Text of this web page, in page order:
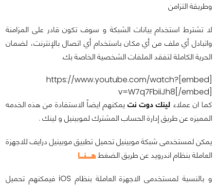
وطريقة التزامن
لا تشترط استخدام بيانات الشبكة و سوف تكون قادر على المزامنة
واتبادل أي ملف من أي مكان باستخدام أي اتصال بالإنترنت، لضمان
الحرية الكاملة لتفقد الملفات الشخصية الخاصة بك.
[embed]https://www.youtube.com/watch?
v=W7q7FbiiJh8[/embed]
كما ان عملاء لينك دوت نتيمكنهم ايضاً الاستفادة من هذه الخدمه
المميزه عن طريق إدارة الحساب المشترك لموبينيل و لينك .
يمكن لمستخدمى شبكة موبينيل تحميل تطبيق موبينيل درايف للاجهزة
العاملة بنظام اندرويد عن طريق الضغطهـــــنــــا
و بالنسبة لمستخدمى الاجهزة العاملة بنظام iOS فيمكنهم تحميل